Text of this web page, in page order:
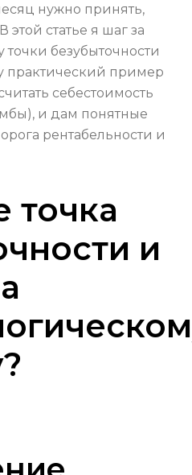
нужно принять,
этой статье я шаг за
безубыточности
практический пример
себестоимость
и дам понятные
рентабельности и
точка
и